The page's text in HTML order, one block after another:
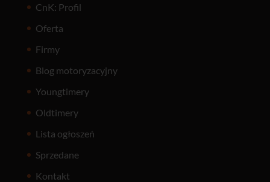
CnK: Profil
Oferta
Firmy
Blog motoryzacyjny
Youngtimery
Oldtimery
Lista ogłoszeń
Sprzedane
Kontakt